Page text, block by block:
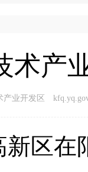
术产
产业开发区
新区在